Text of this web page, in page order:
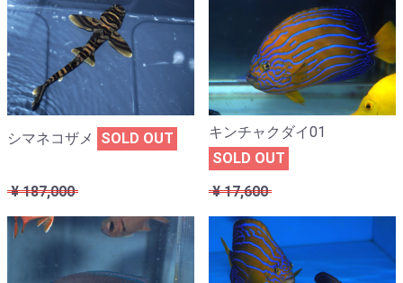
シマネコザメ SOLD OUT
¥ 187,000
キンチャクダイ01
SOLD OUT
¥ 17,600